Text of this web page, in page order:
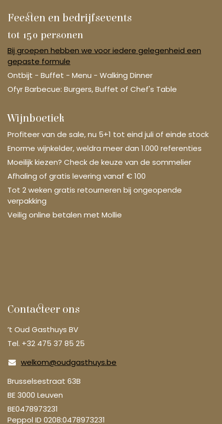
Feesten en bedrijfsevents
tot 150 personen
Bij groepen hebben we voor iedere gelegenheid een
gepaste formule
Ontbijt - Buffet - Menu - Walking Dinner
Ofyr Barbecue: Burgers, Buffet of Chef's Table
Wijnboetiek
Profiteer van de sale, nu 5+1 tot eind juli of einde stock
Enorme wijnkelder, weldra meer dan 1.000 referenties
Moeilijk kiezen? Check de keuze van de sommelier
Afhaling of gratis levering vanaf € 100
Tot 2 weken gratis retourneren bij ongeopende
verpakking
Veilig online betalen met Mollie
Contacteer ons
’t Oud Gasthuys BV
Tel. +32 475 37 85 25
welkom@oudgasthuys.be
Brusselsestraat 63B
BE 3000 Leuven
BE0478973231
Peppol ID 0208:0478973231